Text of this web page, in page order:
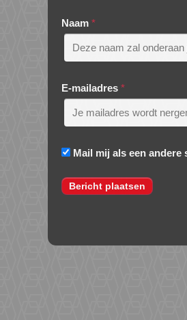
Naam *
E-mailadres *
Mail mij als een